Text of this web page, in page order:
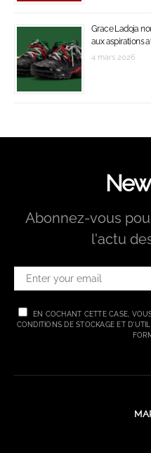
Grace Ladoja
aux aspirations
4 mars 2026
Abonnez-vous
l'actu
EN COCHANT CETTE CASE,
CONDITIONS DE STOCKAGE ET